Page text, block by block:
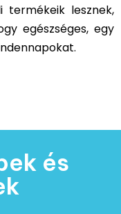
termékeik lesznek,
egészséges, egy
és